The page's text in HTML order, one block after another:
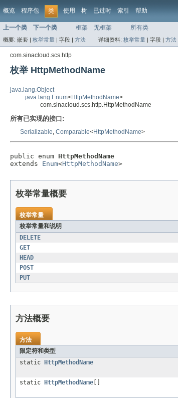
概览 程序包 类 使用 树 已过时 索引 帮助
上一个类 下一个类 框架 无框架 所有类
概要: 嵌套 | 枚举常量 | 字段 | 方法 详细资料: 枚举常量 | 字段 | 方法
com.sinacloud.scs.http
枚举 HttpMethodName
java.lang.Object
java.lang.Enum<HttpMethodName>
com.sinacloud.scs.http.HttpMethodName
所有已实现的接口:
Serializable, Comparable<HttpMethodName>
public enum HttpMethodName
extends Enum<HttpMethodName>
枚举常量概要
枚举常量
枚举常量和说明
DELETE
GET
HEAD
POST
PUT
方法概要
方法
限定符和类型
static
HttpMethodName
static
HttpMethodName